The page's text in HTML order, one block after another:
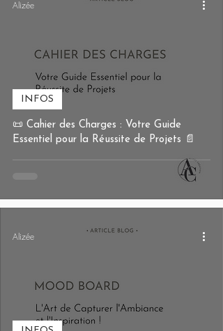
📜 Cahier des Charges : Votre Guide
Essentiel pour la Réussite de Projets 📄
INFOS
Alizée
Alizée